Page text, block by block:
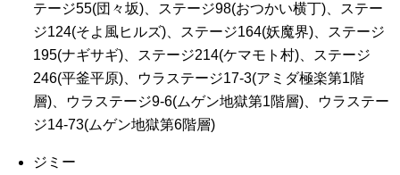
テージ55(団々坂)、ステージ98(おつかい横丁)、ステー
ジ124(そよ風ヒルズ)、ステージ164(妖魔界)、ステージ
195(ナギサギ)、ステージ214(ケマモト村)、ステージ
246(平釜平原)、ウラステージ17-3(アミダ極楽第1階
層)、ウラステージ9-6(ムゲン地獄第1階層)、ウラステー
ジ14-73(ムゲン地獄第6階層)
ジミー